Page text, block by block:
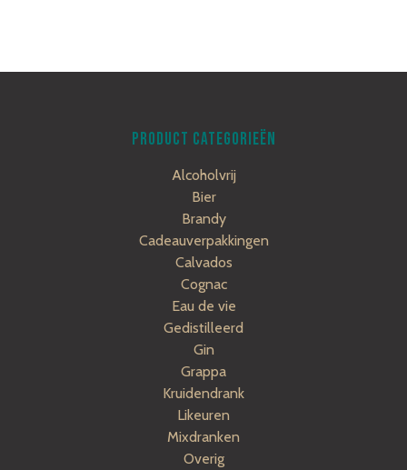
PRODUCT CATEGORIEËN
Alcoholvrij
Bier
Brandy
Cadeauverpakkingen
Calvados
Cognac
Eau de vie
Gedistilleerd
Gin
Grappa
Kruidendrank
Likeuren
Mixdranken
Overig